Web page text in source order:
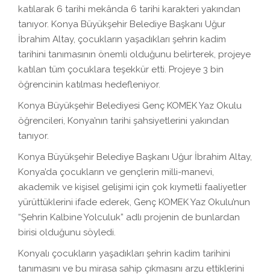
katılarak 6 tarihi mekânda 6 tarihi karakteri yakından
tanıyor. Konya Büyükşehir Belediye Başkanı Uğur
İbrahim Altay, çocukların yaşadıkları şehrin kadim
tarihini tanımasının önemli olduğunu belirterek, projeye
katılan tüm çocuklara teşekkür etti. Projeye 3 bin
öğrencinin katılması hedefleniyor.
Konya Büyükşehir Belediyesi Genç KOMEK Yaz Okulu
öğrencileri, Konya’nın tarihi şahsiyetlerini yakından
tanıyor.
Konya Büyükşehir Belediye Başkanı Uğur İbrahim Altay,
Konya’da çocukların ve gençlerin milli-manevi,
akademik ve kişisel gelişimi için çok kıymetli faaliyetler
yürüttüklerini ifade ederek, Genç KOMEK Yaz Okulu’nun
“Şehrin Kalbine Yolculuk” adlı projenin de bunlardan
birisi olduğunu söyledi.
Konyalı çocukların yaşadıkları şehrin kadim tarihini
tanımasını ve bu mirasa sahip çıkmasını arzu ettiklerini